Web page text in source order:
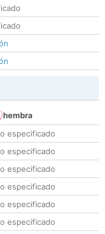
hembra
especificado
especificado
especificado
especificado
especificado
especificado